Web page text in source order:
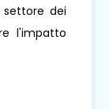
settore dei
l'impatto